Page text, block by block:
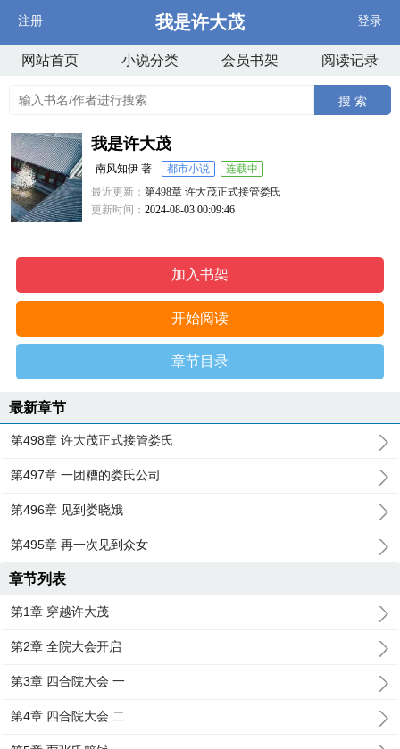
注册 我是许大茂 登录
网站首页 小说分类 会员书架 阅读记录
搜 索
我是许大茂
南风知伊 著 都市小说
连载中
最近更新：第498章 许大茂正式接管娄氏
更新时间：2024-08-03 00:09:46
加入书架
开始阅读
章节目录
最新章节
第498章 许大茂正式接管娄氏
第497章 一团糟的娄氏公司
第496章 见到娄晓娥
第495章 再一次见到众女
章节列表
第1章 穿越许大茂
第2章 全院大会开启
第3章 四合院大会 一
第4章 四合院大会 二